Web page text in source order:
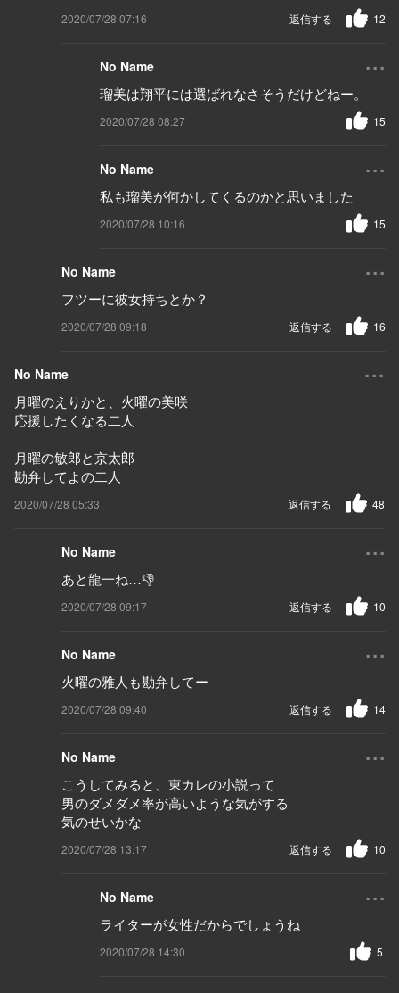
2020/07/28 07:16 12
返信する
No Name ...
瑠美は翔平には選ばれなさそうだけどねー。
2020/07/28 08:27 15
No Name ...
私も瑠美が何かしてくるのかと思いました
2020/07/28 10:16 15
No Name ...
フツーに彼女持ちとか？
2020/07/28 09:18 16
返信する
No Name ...
月曜のえりかと、火曜の美咲
応援したくなる二人
月曜の敏郎と京太郎
勘弁してよの二人
2020/07/28 05:33 48
返信する
No Name ...
あと龍一ね…👎
2020/07/28 09:17 10
返信する
No Name ...
火曜の雅人も勘弁してー
2020/07/28 09:40 14
返信する
No Name ...
こうしてみると、東カレの小説って
男のダメダメ率が高いような気がする
気のせいかな
2020/07/28 13:17 10
返信する
No Name ...
ライターが女性だからでしょうね
2020/07/28 14:30 5